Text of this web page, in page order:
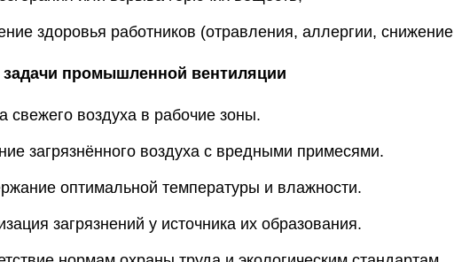
здоровья работников (отравления, аллергии, снижение
задачи промышленной вентиляции
свежего воздуха в рабочие зоны.
загрязнённого воздуха с вредными примесями.
оптимальной температуры и влажности.
загрязнений у источника их образования.